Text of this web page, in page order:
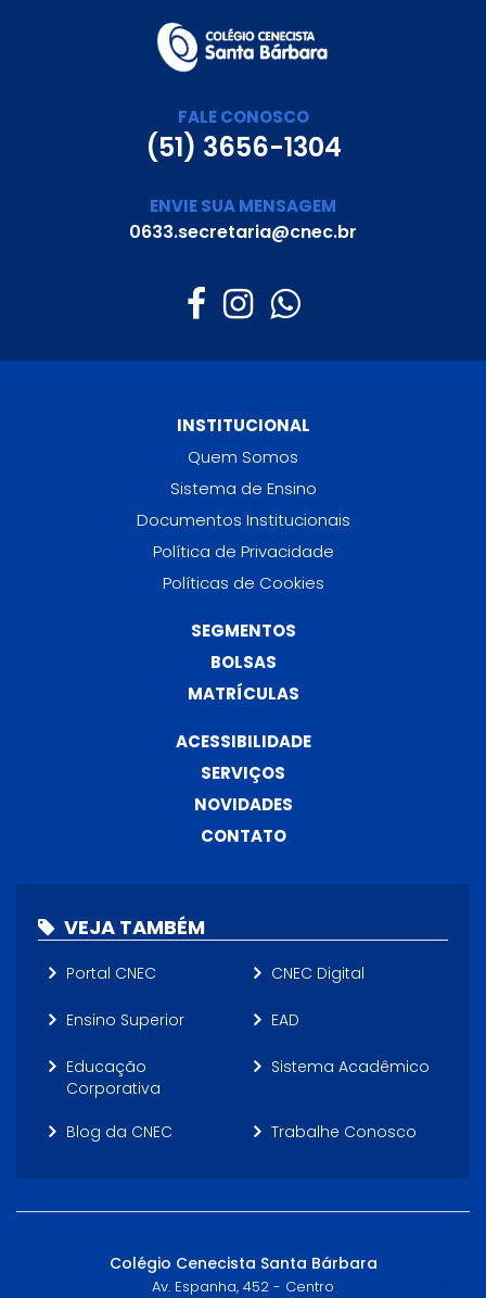
FALE CONOSCO
(51) 3656-1304
ENVIE SUA MENSAGEM
0633.secretaria@cnec.br
INSTITUCIONAL
Quem Somos
Sistema de Ensino
Documentos Institucionais
Política de Privacidade
Políticas de Cookies
SEGMENTOS
BOLSAS
MATRÍCULAS
ACESSIBILIDADE
SERVIÇOS
NOVIDADES
CONTATO
VEJA TAMBÉM
Portal CNEC CNEC Digital
Ensino Superior EAD
Educação
Corporativa
Sistema Acadêmico
Blog da CNEC Trabalhe Conosco
Colégio Cenecista Santa Bárbara
Av. Espanha, 452 - Centro